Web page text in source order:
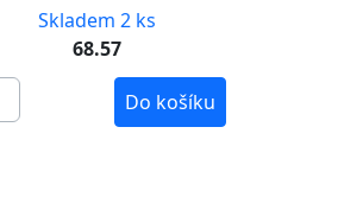
Skladem 2 ks
68.57
Do košíku